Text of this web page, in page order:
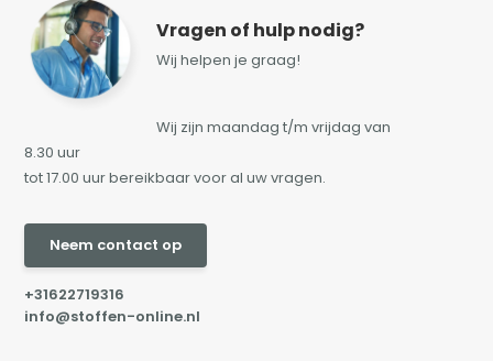
Vragen of hulp nodig?
Wij helpen je graag!
Wij zijn maandag t/m vrijdag van
8.30 uur
tot 17.00 uur bereikbaar voor al uw vragen.
Neem contact op
+31622719316
info@stoffen-online.nl